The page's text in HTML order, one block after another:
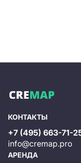
КОНТАКТЫ
+7 (495) 663-71-
info@cremap.pro
АРЕНДА